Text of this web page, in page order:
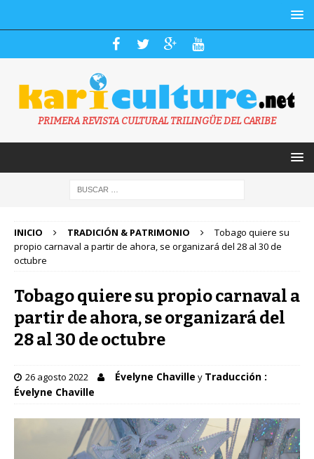
PRIMERA REVISTA CULTURAL TRILINGÜE DEL CARIBE
INICIO TRADICIÓN & PATRIMONIO
Tobago quiere su
propio carnaval a partir de ahora, se organizará del 28 al 30 de
octubre
Tobago quiere su propio carnaval a
partir de ahora, se organizará del
28 al 30 de octubre
26 agosto 2022 Évelyne Chaville y Traducción :
Évelyne Chaville